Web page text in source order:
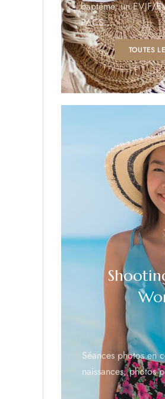
baptême, un EVJF/
PACS…
TOUTES
Séances photos en
naissances, photos